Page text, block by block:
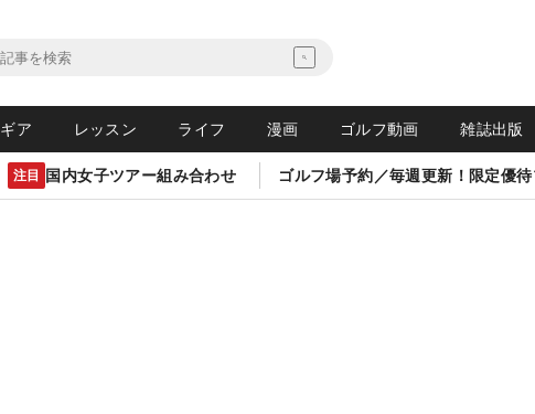
ギア レッスン ライフ 漫画 ゴルフ動画 雑誌出版
注目 国内女子ツアー組み合わせ ゴルフ場予約／毎週更新！限定優